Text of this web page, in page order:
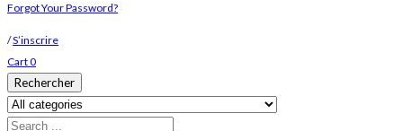
Forgot Your Password?
/S’inscrire
Cart0
Rechercher